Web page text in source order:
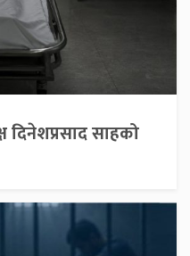
साहको